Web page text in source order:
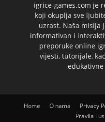
igrice-games.com je
koji okuplja sve
uzrast. Naša misija
informativan i
preporuke online
vijesti, tutorijale,
Home O nama Privacy
Pravila i